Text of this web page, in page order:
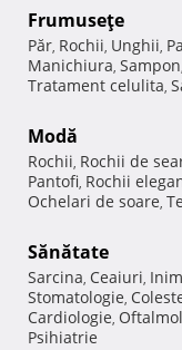
Frumuseţe
Păr, Rochii, Unghii,
Manichiura, Sampon,
Tratament celulita,
Modă
Rochii, Rochii de
Pantofi, Rochii
Ochelari de soare,
Sănătate
Sarcina, Ceaiuri,
Stomatologie,
Cardiologie,
Psihiatrie